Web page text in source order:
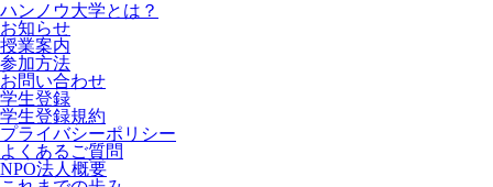
ハンノウ大学とは？
お知らせ
授業案内
参加方法
お問い合わせ
学生登録
学生登録規約
プライバシーポリシー
よくあるご質問
NPO法人概要